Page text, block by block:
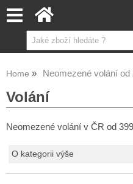
Home Neomezené volání
Volání
Neomezené volání v ČR od
O kategorii výše